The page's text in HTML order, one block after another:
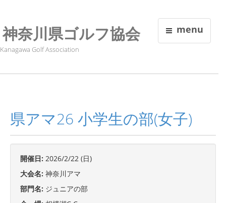
menu
神奈川県ゴルフ協会
Kanagawa Golf Association
県アマ26 小学生の部(女子)
開催日: 2026/2/22 (日)
大会名: 神奈川アマ
部門名: ジュニアの部